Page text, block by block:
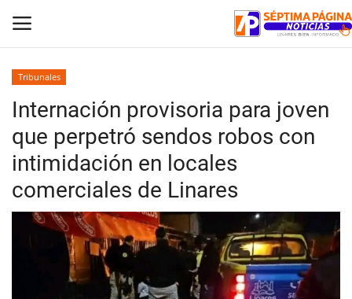
Inicio
Crónica
Policial
Tribunales
Tribunales
Internación provisoria para joven
que perpetró sendos robos con
intimidación en locales
comerciales de Linares